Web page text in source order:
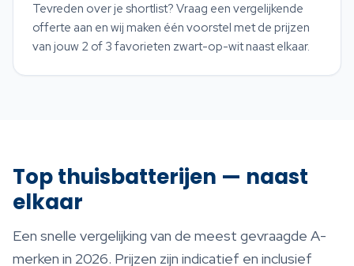
Tevreden over je shortlist? Vraag een vergelijkende
offerte aan en wij maken één voorstel met de prijzen
van jouw 2 of 3 favorieten zwart-op-wit naast elkaar.
Top thuisbatterijen — naast
elkaar
Een snelle vergelijking van de meest gevraagde A-
merken in 2026. Prijzen zijn indicatief en inclusief